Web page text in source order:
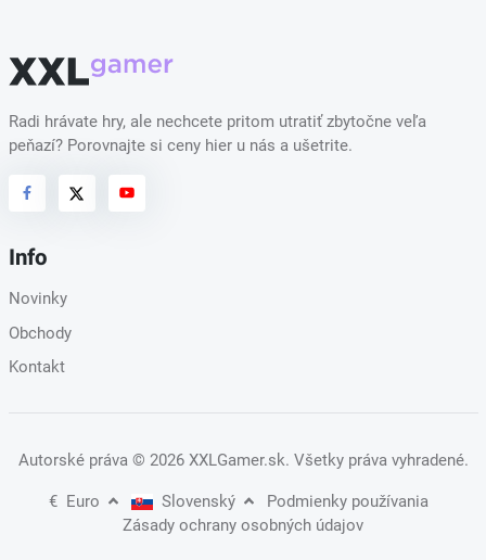
Radi hrávate hry, ale nechcete pritom utratiť zbytočne veľa
peňazí? Porovnajte si ceny hier u nás a ušetrite.
Info
Novinky
Obchody
Kontakt
Autorské práva © 2026 XXLGamer.sk. Všetky práva vyhradené.
€ Euro Slovenský
Podmienky používania
Zásady ochrany osobných údajov